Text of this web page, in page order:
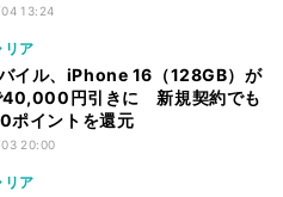
13:24
リア
イル、iPhone 16（128GB）が
40,000円引きに 新規契約でも
イントを還元
20:00
リア